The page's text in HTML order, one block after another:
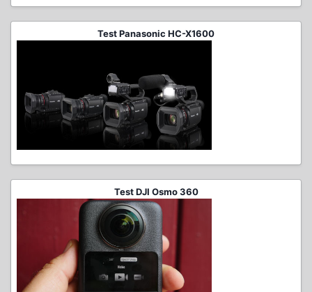
Test Panasonic HC-X1600
Test DJI Osmo 360